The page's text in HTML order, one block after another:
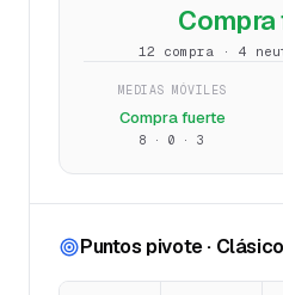
12 compra · 4
MEDIAS MÓVILES
Compra fuerte
8 · 0 · 3
Puntos pivote ·